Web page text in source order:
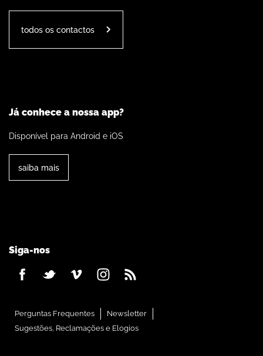
todos os contactos
Já conhece a nossa app?
Disponível para Android e iOS
saiba mais
Siga-nos
Perguntas Frequentes
Newsletter
Sugestões, Reclamações e Elogios